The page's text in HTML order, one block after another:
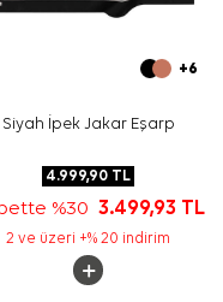
+6
Siyah İpek Jakar Eşarp
4.999,90 TL
%30 3.499,93 TL
2 ve üzeri +% 20 indirim